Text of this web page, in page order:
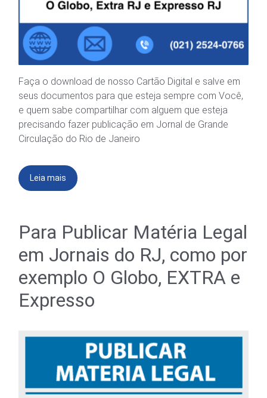
Faça o download de nosso Cartão Digital e salve em
seus documentos para que esteja sempre com Você,
e quem sabe compartilhar com alguem que esteja
precisando fazer publicação em Jornal de Grande
Circulação do Rio de Janeiro
Leia mais
Para Publicar Matéria Legal
em Jornais do RJ, como por
exemplo O Globo, EXTRA e
Expresso